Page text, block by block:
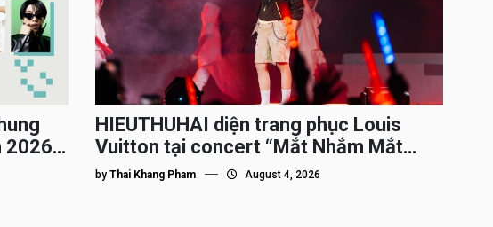
2026”,
HIEUTHUHAI diện trang phục Louis
Vuitton tại concert “Mắt Nhắm Mắt
Mở”
byThai Khang Pham August 4, 2026